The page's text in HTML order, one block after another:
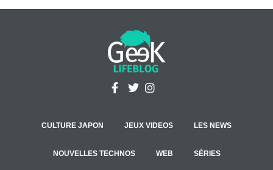
CULTURE JAPON JEUX VIDEOS LES NEWS
NOUVELLES TECHNOS WEB SÉRIES